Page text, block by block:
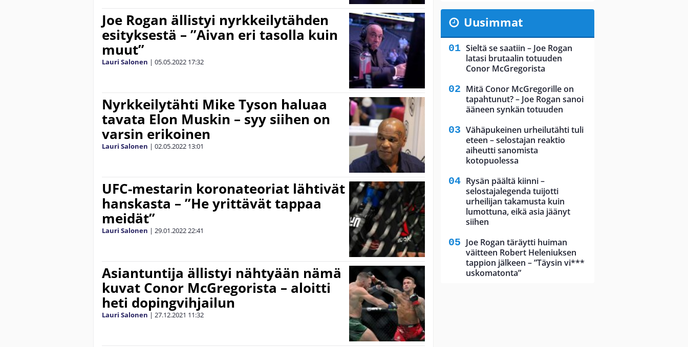
Joe Rogan ällistyi nyrkkeilytähden
esityksestä – ”Aivan eri tasolla kuin
muut”
Lauri Salonen | 05.05.2022 17:32
Nyrkkeilytähti Mike Tyson haluaa
tavata Elon Muskin – syy siihen on
varsin erikoinen
Lauri Salonen | 02.05.2022 13:01
UFC-mestarin koronateoriat lähtivät
hanskasta – ”He yrittävät tappaa
meidät”
Lauri Salonen | 29.01.202222:41
Asiantuntija ällistyi nähtyään nämä
kuvat Conor McGregorista – aloitti
heti dopingvihjailun
Lauri Salonen | 27.12.2021 11:32
Uusimmat
Sieltä se saatiin – Joe Rogan
latasi brutaalin totuuden
Conor McGregorista
Mitä Conor McGregorille on
tapahtunut? – Joe Rogan sanoi
ääneen synkän totuuden
Vähäpukeinen urheilutähti tuli
eteen – selostajan reaktio
aiheutti sanomista
kotopuolessa
Rysän päältä kiinni –
selostajalegenda tuijotti
urheilijan takamusta kuin
lumottuna, eikä asia jäänyt
siihen
Joe Rogan täräytti huiman
väitteen Robert Heleniuksen
tappion jälkeen – ”Täysin vi***
uskomatonta”